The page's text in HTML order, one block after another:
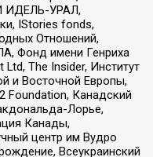
ИДЕЛЬ-УРАЛ,
IStories fonds,
Отношений,
Фонд имени Генриха
The Insider, Институт
и Восточной Европы,
Foundation, Канадский
Лорье,
Канады,
центр им Вудро
Всеукраинский